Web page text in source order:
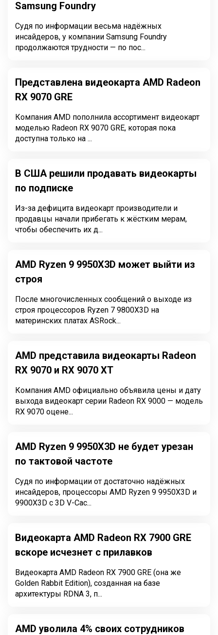
Samsung Foundry
Судя по информации весьма надёжных
инсайдеров, у компании Samsung Foundry
продолжаются трудности — по пос...
Представлена видеокарта AMD Radeon
RX 9070 GRE
Компания AMD пополнила ассортимент видеокарт
моделью Radeon RX 9070 GRE, которая пока
доступна только на ...
В США решили продавать видеокарты
по подписке
Из-за дефицита видеокарт производители и
продавцы начали прибегать к жёстким мерам,
чтобы обеспечить их д...
AMD Ryzen 9 9950X3D может выйти из
строя
После многочисленных сообщений о выходе из
строя процессоров Ryzen 7 9800X3D на
материнских платах ASRock...
AMD представила видеокарты Radeon
RX 9070 и RX 9070 XT
Компания AMD официально объявила цены и дату
выхода видеокарт серии Radeon RX 9000 — модель
RX 9070 оцене...
AMD Ryzen 9 9950X3D не будет урезан
по тактовой частоте
Судя по информации от достаточно надёжных
инсайдеров, процессоры AMD Ryzen 9 9950X3D и
9900X3D с 3D V-Cac...
Видеокарта AMD Radeon RX 7900 GRE
вскоре исчезнет с прилавков
Видеокарта AMD Radeon RX 7900 GRE (она же
Golden Rabbit Edition), созданная на базе
архитектуры RDNA 3, п...
AMD уволила 4% своих сотрудников